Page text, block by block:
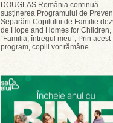
DOUGLAS România continuă
susținerea Programului de
Separării Copilului de Familie
de Hope and Homes for Children,
“Familia, întregul meu”; Prin acest
program, copiii vor rămâne...